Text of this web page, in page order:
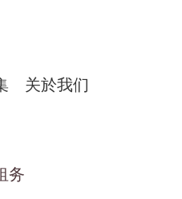
关於我们
务